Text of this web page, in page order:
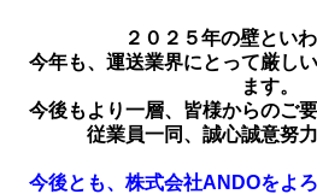
２０２５年の壁とい
今年も、運送業界にとって厳し
ます。
今後もより一層、皆様からのご
従業員一同、誠心誠意努
今後とも、株式会社ANDOをよ